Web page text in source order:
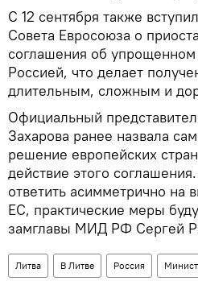
С 12 сентября также
Совета Евросоюза о
соглашения об
Россией, что делает
длительным, сложным и
Официальный
Захарова ранее назвала
решение европейских
действие этого
ответить асимметрично на
ЕС, практические меры
замглавы МИД РФ Сергей
Литва В Литве Россия